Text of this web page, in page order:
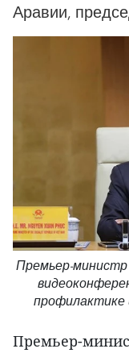
Аравии,
Премьер-
профилактике
Премьер-